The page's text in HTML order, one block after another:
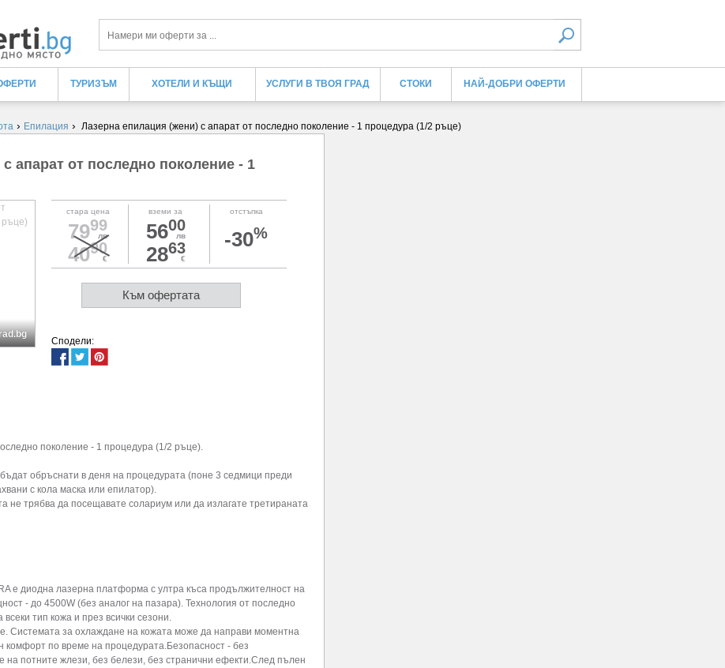
Търси
ТУРИЗЪМ ХОТЕЛИ И КЪЩИ УСЛУГИ В ТВОЯ ГРАД СТОКИ НАЙ-ДОБРИ ОФЕРТИ
› Епилация › Лазерна епилация (жени) с апарат от последно поколение - 1 процедура (1/2 ръце)
апарат от последно поколение - 1
стара цена
7999
лв
4090
€
вземи за
5600
лв
2863
€
отстъпка
-30%
Към офертата
Сподели:
поколение - 1 процедура (1/2 ръце).
обръснати в деня на процедурата (поне 3 седмици преди
с кола маска или епилатор).
не трябва да посещавате солариум или да излагате третираната
е диодна лазерна платформа с ултра къса продължителност на
- до 4500W (без аналог на пазара). Технология от последно
тип кожа и през всички сезони.
Системата за охлаждане на кожата може да направи моментна
по време на процедурата.Безопасност - без
на потните жлези, без белези, без странични ефекти.След пълен